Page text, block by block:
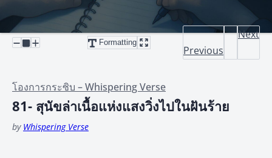
Formatting
Previous
Next
โองการกระซิบ – Whispering Verse
81- สุนัขล่าเนื้อแห่งแสงวิ่งไปในฝันร้าย
by Whispering Verse